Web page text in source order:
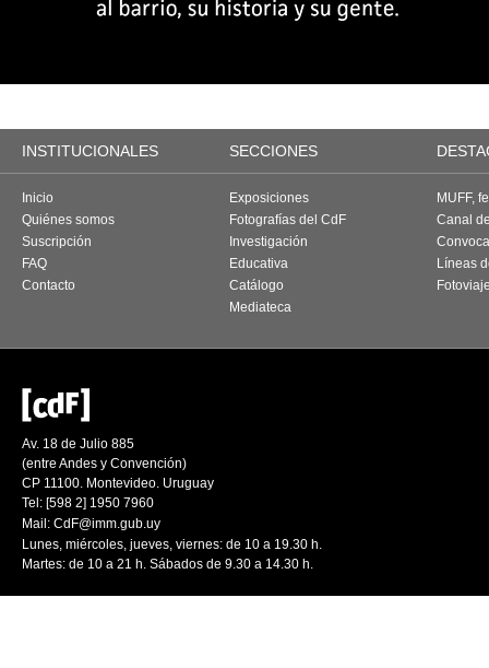
INSTITUCIONALES SECCIONES
Inicio
Quiénes somos
Suscripción
FAQ
Contacto
Exposiciones
Fotografías del CdF
Investigación
Educativa
Catálogo
Mediateca
MUFF,
Canal
Líneas
Av. 18 de Julio 885
(entre Andes y Convención)
CP 11100. Montevideo. Uruguay
Tel: [598 2] 1950 7960
Mail: CdF@imm.gub.uy
Lunes, miércoles, jueves, viernes: de 10 a 19.30 h.
Martes: de 10 a 21 h. Sábados de 9.30 a 14.30 h.